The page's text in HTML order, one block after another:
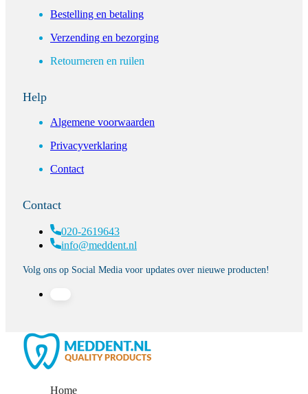
Bestelling en betaling
Verzending en bezorging
Retourneren en ruilen
Help
Algemene voorwaarden
Privacyverklaring
Contact
Contact
020-2619643
info@meddent.nl
Volg ons op Social Media voor updates over nieuwe producten!
Home